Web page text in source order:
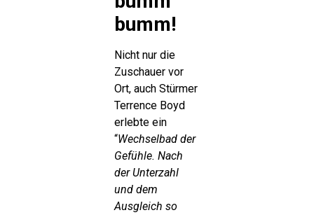
bumm!
Nicht nur die
Zuschauer vor
Ort, auch Stürmer
Terrence Boyd
erlebte ein
“Wechselbad der
Gefühle. Nach
der Unterzahl
und dem
Ausgleich so